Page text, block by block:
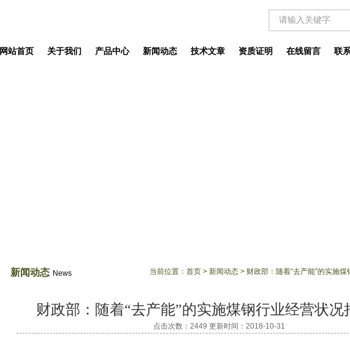
网站首页 关于我们 产品中心 新闻动态 技术文章 资质证明 在线留言 联
新闻动态 News 当前位置： 首页 > 新闻动态 > 财政部：随着“去产能”的实施
财政部：随着“去产能”的实施煤钢行业经营状况
点击次数：2449 更新时间：2018-10-31